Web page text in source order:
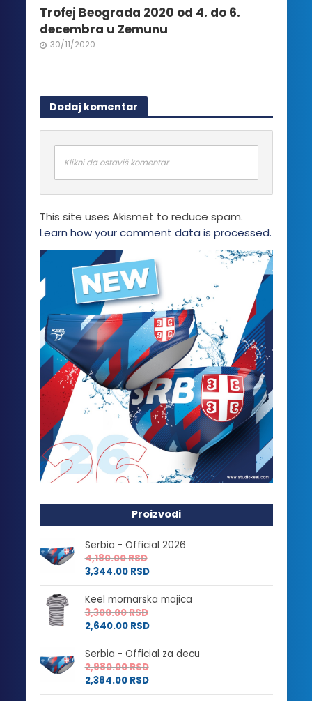
Trofej Beograda 2020 od 4. do 6.
decembra u Zemunu
30/11/2020
Dodaj komentar
Klikni da ostaviš komentar
This site uses Akismet to reduce spam.
Learn how your comment data is processed.
Proizvodi
Serbia - Official 2026
4,180.00RSD
3,344.00 RSD
Keel mornarska majica
3,300.00RSD
2,640.00 RSD
Serbia - Official za decu
2,980.00RSD
2,384.00 RSD